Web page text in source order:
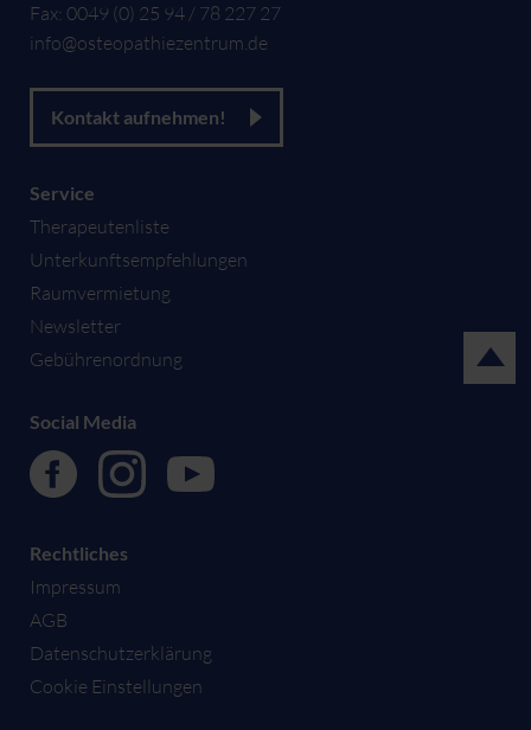
Fax: 0049 (0) 25 94 / 78 227 27
info@osteopathiezentrum.de
Kontakt aufnehmen!
Service
Therapeutenliste
Unterkunftsempfehlungen
Raumvermietung
Newsletter
Gebührenordnung
Social Media
Rechtliches
Impressum
AGB
Datenschutzerklärung
Cookie Einstellungen